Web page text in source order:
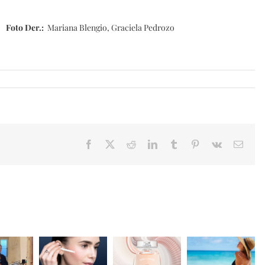
Foto Der.: Mariana Blengio, Graciela Pedrozo
Facebook RedditLinkedInTumblr Pinterest
Vk Email